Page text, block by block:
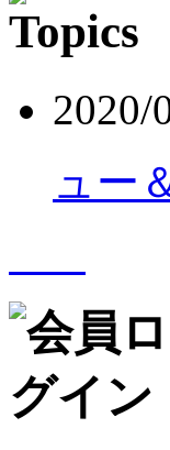
2020/
ュー